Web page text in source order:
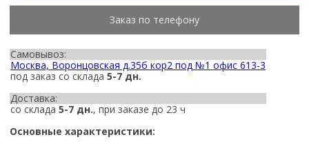
Заказ по телефону
Самовывоз:
Москва, Воронцовская д.35б кор2 под №1 офис 613-3
под заказ со склада 5-7 дн.
Доставка:
со склада 5-7 дн., при заказе до 23 ч
Основные характеристики: